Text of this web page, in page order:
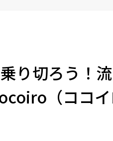
り切ろう！
（ココイ